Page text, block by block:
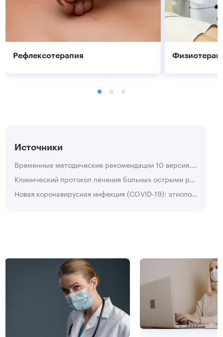
Рефлексотерапия
Подробнее Подробнее
Источники
Временные методические рекомендации 10 версия. Профилактика, диагностика и лечение новой коронавирусной инфекции. 2021 г.
Клинический протокол лечения больных острыми респираторными вирусными инфекциями, гриппом, новой коронавирусной инфекцией COVID-19, внебольничной пневмонией, находящихся на амбулаторном лечении в медицинских организациях государственной системы здравоохранения города Москвы. 2020 г.
Новая коронавирусная инфекция (COVID-19): этиология, эпидемиология, клиника, диагностика, лечение и профилактика. Учебно-методическое пособие. Авторы: Никифоров В.В., СурановаТ.Г., Миронов А. Ю., Забозлаев Ф.Г., 2020 г.